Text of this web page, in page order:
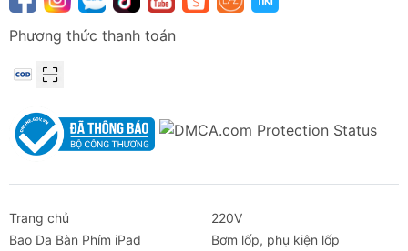
Phương thức thanh toán
Trang chủ
220V
Bao Da Bàn Phím iPad
Bơm lốp, phụ kiện lốp